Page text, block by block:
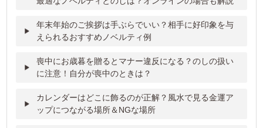
年末年始のご挨拶は手ぶらでいい？相手に好印象を与
えられるおすすめノベルティ例
喪中にお歳暮を贈るとマナー違反になる？のしの扱い
に注意！自分が喪中のときは？
カレンダーはどこに飾るのが正解？風水で見る金運ア
ップにつながる場所＆NGな場所